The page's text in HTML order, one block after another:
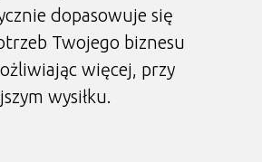
dopasowuje się
Twojego biznesu
więcej, przy
wysiłku.